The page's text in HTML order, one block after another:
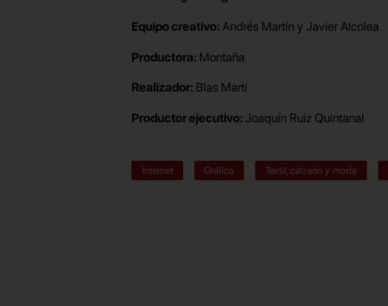
Equipo creativo: Andrés Martín y Javier Alcolea
Productora: Montaña
Realizador: Blas Martí
Productor ejecutivo:Joaquín Ruiz Quintanal
Internet Gráfica Textil, calzado y moda